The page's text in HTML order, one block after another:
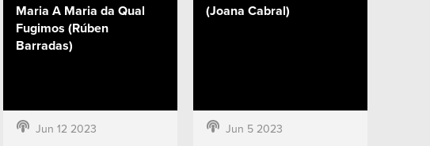
Maria A Maria da Qual
Fugimos (Rúben
Barradas)
Jun 12 2023
(Joana Cabral)
Jun 5 2023